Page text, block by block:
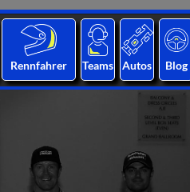
Rennfahrer Teams Autos Blog